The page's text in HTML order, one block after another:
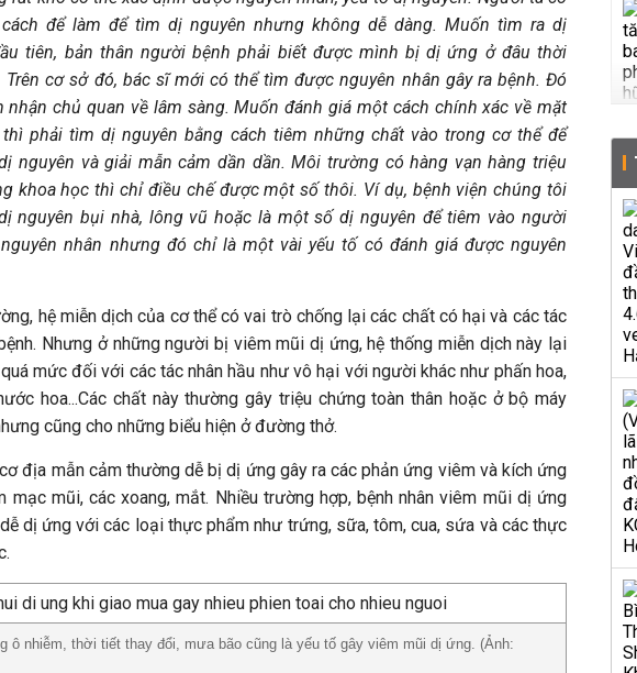
để làm để tìm dị nguyên nhưng không dễ dàng. Muốn tìm ra dị
tiên, bản thân người bệnh phải biết được mình bị dị ứng ở đâu thời
Trên cơ sở đó, bác sĩ mới có thể tìm được nguyên nhân gây ra bệnh. Đó
nhận chủ quan về lâm sàng. Muốn đánh giá một cách chính xác về mặt
phải tìm dị nguyên bằng cách tiêm những chất vào trong cơ thể để
nguyên và giải mẫn cảm dần dần. Môi trường có hàng vạn hàng triệu
khoa học thì chỉ điều chế được một số thôi. Ví dụ, bệnh viện chúng tôi
nguyên bụi nhà, lông vũ hoặc là một số dị nguyên để tiêm vào người
nhân nhưng đó chỉ là một vài yếu tố có đánh giá được nguyên
hệ miễn dịch của cơ thể có vai trò chống lại các chất có hại và các tác
Nhưng ở những người bị viêm mũi dị ứng, hệ thống miễn dịch này lại
mức đối với các tác nhân hầu như vô hại với người khác như phấn hoa,
hoa...Các chất này thường gây triệu chứng toàn thân hoặc ở bộ máy
cũng cho những biểu hiện ở đường thở.
địa mẫn cảm thường dễ bị dị ứng gây ra các phản ứng viêm và kích ứng
mạc mũi, các xoang, mắt. Nhiều trường hợp, bệnh nhân viêm mũi dị ứng
dị ứng với các loại thực phẩm như trứng, sữa, tôm, cua, sứa và các thực
ô nhiễm, thời tiết thay đổi, mưa bão cũng là yếu tố gây viêm mũi dị ứng. (Ảnh: